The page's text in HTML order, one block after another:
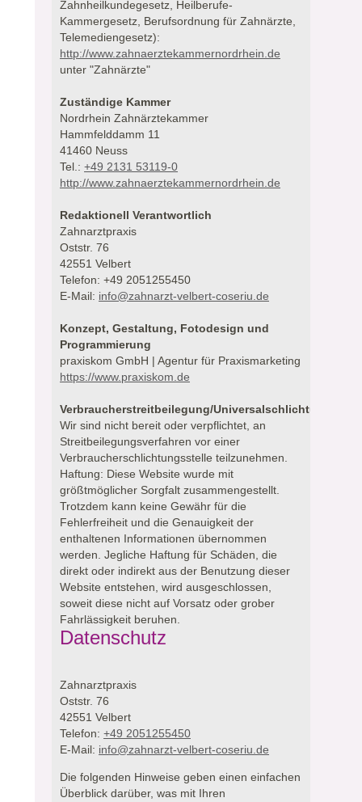
Zahnheilkundegesetz, Heilberufe-
Kammergesetz, Berufsordnung für Zahnärzte,
Telemediengesetz):
http://www.zahnaerztekammernordrhein.de
unter "Zahnärzte"
Zuständige Kammer
Nordrhein Zahnärztekammer
Hammfelddamm 11
41460 Neuss
Tel.: +49 2131 53119-0
http://www.zahnaerztekammernordrhein.de
Redaktionell Verantwortlich
Zahnarztpraxis
Oststr. 76
42551 Velbert
Telefon: +49 2051255450
E-Mail: info@zahnarzt-velbert-coseriu.de
Konzept, Gestaltung, Fotodesign und
Programmierung
praxiskom GmbH | Agentur für Praxismarketing
https://www.praxiskom.de
Verbraucherstreitbeilegung/
Wir sind nicht bereit oder verpflichtet, an
Streitbeilegungsverfahren vor einer
Verbraucherschlichtungsstelle teilzunehmen.
Haftung: Diese Website wurde mit
größtmöglicher Sorgfalt zusammengestellt.
Trotzdem kann keine Gewähr für die
Fehlerfreiheit und die Genauigkeit der
enthaltenen Informationen übernommen
werden. Jegliche Haftung für Schäden, die
direkt oder indirekt aus der Benutzung dieser
Website entstehen, wird ausgeschlossen,
soweit diese nicht auf Vorsatz oder grober
Fahrlässigkeit beruhen.
Datenschutz
Zahnarztpraxis
Oststr. 76
42551 Velbert
Telefon: +49 2051255450
E-Mail: info@zahnarzt-velbert-coseriu.de
Die folgenden Hinweise geben einen einfachen
Überblick darüber, was mit Ihren